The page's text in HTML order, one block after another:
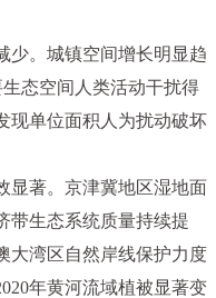
少。城镇空间增长明显趋
态空间人类活动干扰得
现单位面积人为扰动破坏
显著。京津冀地区湿地面
带生态系统质量持续提
大湾区自然岸线保护力度
年黄河流域植被显著变